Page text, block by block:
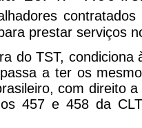
contratados
prestar serviços
do TST, condiciona
a ter os
com direito a
457 e 458 da